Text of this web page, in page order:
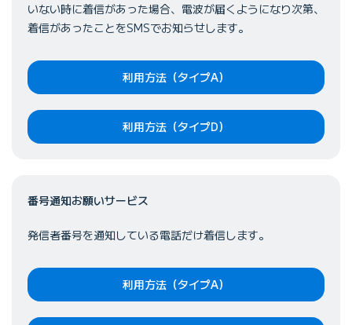
いない時に着信があった場合、電波が届くようになり次第、
着信があったことをSMSでお知らせします。
利用方法（タイプA）
利用方法（タイプD）
番号通知お願いサービス
発信者番号を通知している電話だけ着信します。
利用方法（タイプA）